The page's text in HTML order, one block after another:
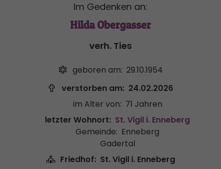
Im Gedenken an:
Hilda Obergasser
verh. Ties
geboren am: 29.10.1954
verstorben am: 24.02.2026
im Alter von: 71 Jahren
letzter Wohnort: St. Vigil i. Enneberg
Gemeinde: Enneberg
Gadertal
Friedhof: St. Vigil i. Enneberg